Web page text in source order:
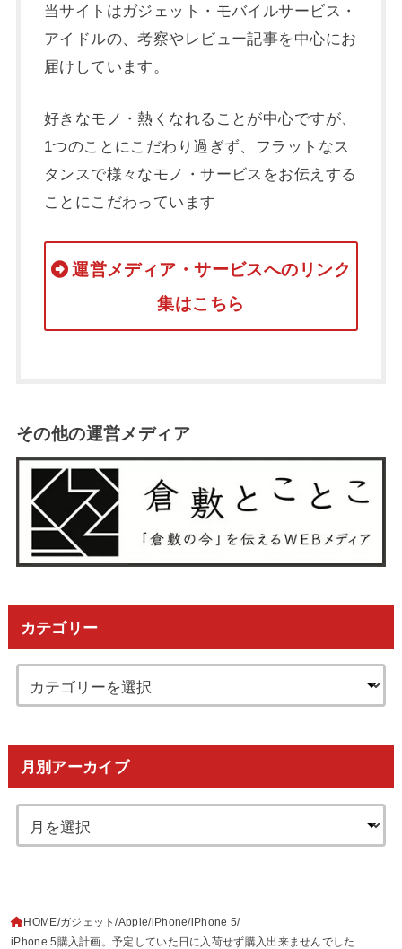
当サイトはガジェット・モバイルサービス・
アイドルの、考察やレビュー記事を中心にお
届けしています。
好きなモノ・熱くなれることが中心ですが、
1つのことにこだわり過ぎず、フラットなス
タンスで様々なモノ・サービスをお伝えする
ことにこだわっています
運営メディア・サービスへのリンク
集はこちら
その他の運営メディア
カテゴリー
月別アーカイブ
HOME ガジェット Apple iPhone iPhone 5
iPhone 5購入計画。予定していた日に入荷せず購入出来ませんでした